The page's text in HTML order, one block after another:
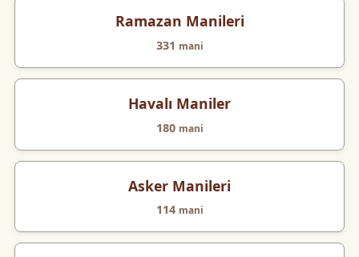
Ramazan Manileri
331 mani
Havalı Maniler
180 mani
Asker Manileri
114 mani